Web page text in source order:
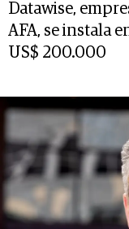
Datawise,
AFA, se instala
US$ 200.000